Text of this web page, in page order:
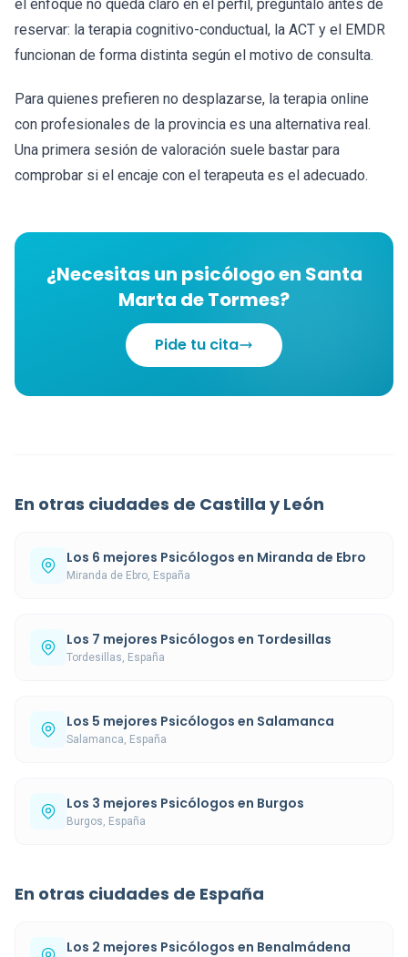
el enfoque no queda claro en el perfil, pregúntalo antes de
reservar: la terapia cognitivo-conductual, la ACT y el EMDR
funcionan de forma distinta según el motivo de consulta.
Para quienes prefieren no desplazarse, la terapia online
con profesionales de la provincia es una alternativa real.
Una primera sesión de valoración suele bastar para
comprobar si el encaje con el terapeuta es el adecuado.
¿Necesitas un psicólogo en Santa
Marta de Tormes?
Pide tu cita
En otras ciudades de Castilla y León
Los 6 mejores Psicólogos en Miranda de Ebro
Miranda de Ebro, España
Los 7 mejores Psicólogos en Tordesillas
Tordesillas, España
Los 5 mejores Psicólogos en Salamanca
Salamanca, España
Los 3 mejores Psicólogos en Burgos
Burgos, España
En otras ciudades de España
Los 2 mejores Psicólogos en Benalmádena